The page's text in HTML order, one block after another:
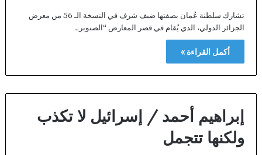
تشارك سلطنة عُمان بصفتها ضيف شرف في النسخة الـ 56 من معرض
الجزائر الدولي، الذي يُقام في قصر المعارض “الصنوبر…
أكمل القراءة »
إبراهيم أحمد / إسرائيل لا تكذب
ولكنها تتجمل